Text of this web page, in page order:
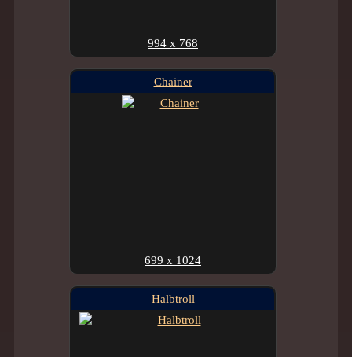
994 x 768
Chainer
699 x 1024
Halbtroll